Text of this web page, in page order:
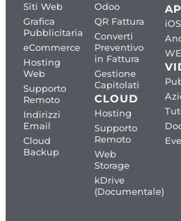
Siti Web
Grafica
Pubblicitaria
eCommerce
Hosting
Web
Supporto
Remoto
Indirizzi
Email
Cloud
Backup
Odoo
QR Fattura
Converti
Preventivo
in Fattura
Gestione
Capitolati
CLOUD
Hosting
Supporto
Remoto
Web
Storage
kDrive
(Documentale)
iOS